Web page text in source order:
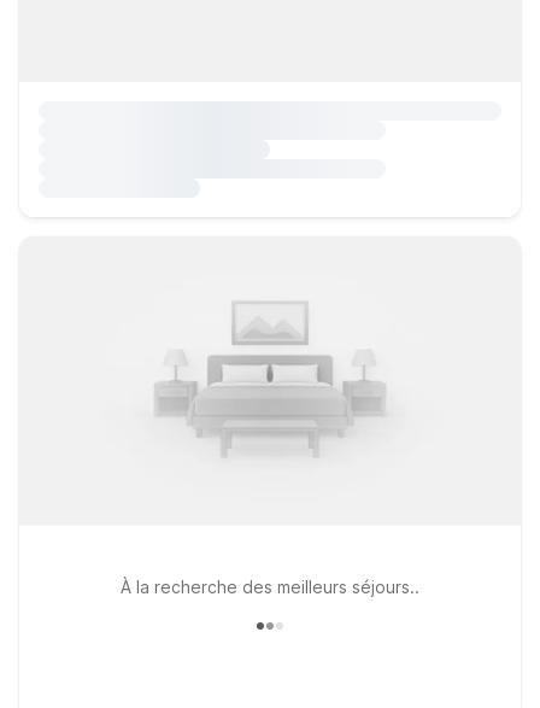
À la recherche des meilleurs séjours..